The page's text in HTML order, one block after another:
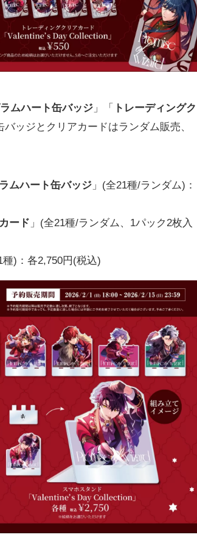
ムハート缶バッジ 」「
トレーディングク
バッジとクリアカードはランダム販売、
ムハート缶バッジ 」(全21種/ランダム)：
ード 」(全21種/ランダム、1パック2枚入
種)：各2,750円(税込)